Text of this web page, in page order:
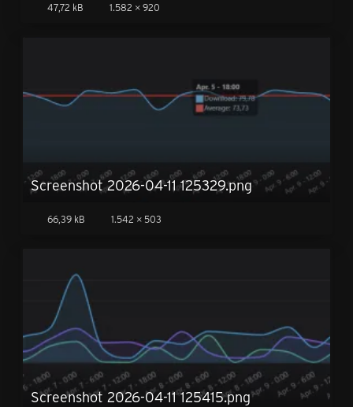
47,72 kB 1.582 × 920
Screenshot 2026-04-11 125329.png
66,39 kB 1.542 × 503
Screenshot 2026-04-11 125415.png